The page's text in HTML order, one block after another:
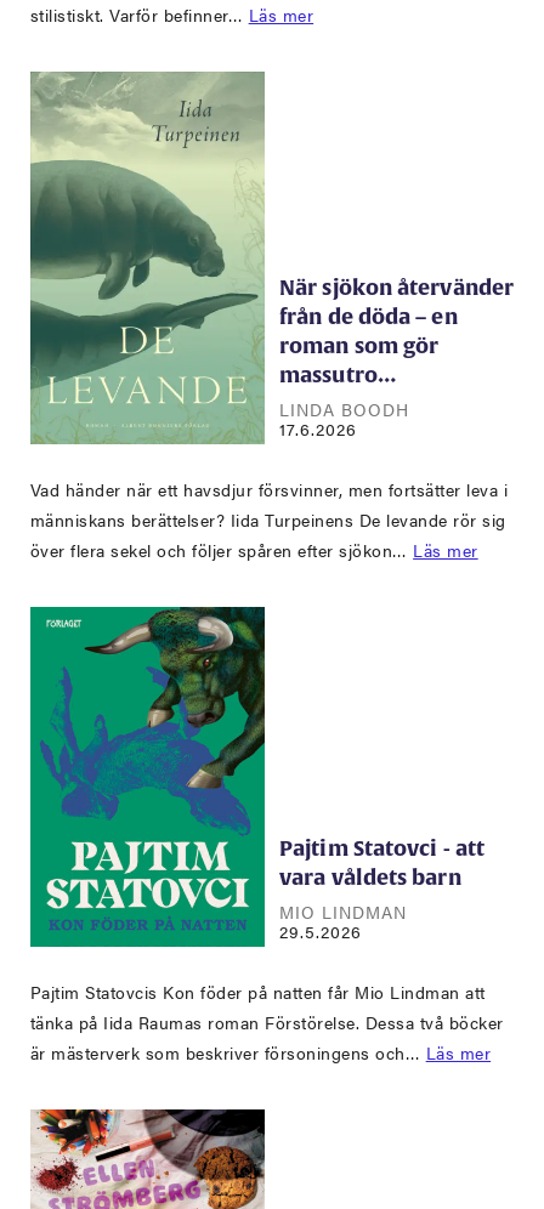
stilistiskt. Varför befinner… Läs mer
När sjökon återvänder
från de döda – en
roman som gör
massutro…
LINDA BOODH
17.6.2026
Vad händer när ett havsdjur försvinner, men fortsätter leva i
människans berättelser? Iida Turpeinens De levande rör sig
över flera sekel och följer spåren efter sjökon… Läs mer
Pajtim Statovci - att
vara våldets barn
MIO LINDMAN
29.5.2026
Pajtim Statovcis Kon föder på natten får Mio Lindman att
tänka på Iida Raumas roman Förstörelse. Dessa två böcker
är mästerverk som beskriver försoningens och… Läs mer